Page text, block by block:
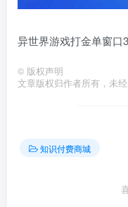
异世界游戏打金单窗口
© 版权声明
文章版权归作者所有，未经
知识付费商城